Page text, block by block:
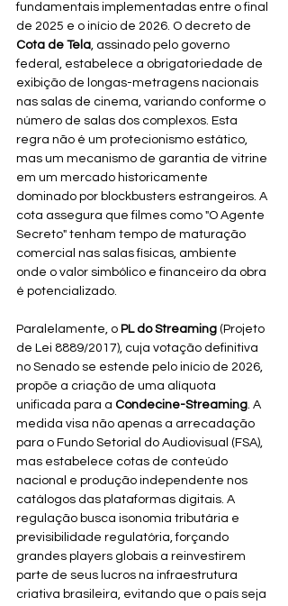
fundamentais implementadas entre o final
de 2025 e o início de 2026. O decreto de
Cota de Tela, assinado pelo governo
federal, estabelece a obrigatoriedade de
exibição de longas-metragens nacionais
nas salas de cinema, variando conforme o
número de salas dos complexos. Esta
regra não é um protecionismo estático,
mas um mecanismo de garantia de vitrine
em um mercado historicamente
dominado por blockbusters estrangeiros. A
cota assegura que filmes como "O Agente
Secreto" tenham tempo de maturação
comercial nas salas físicas, ambiente
onde o valor simbólico e financeiro da obra
é potencializado.
Paralelamente, o PL do Streaming (Projeto
de Lei 8889/2017), cuja votação definitiva
no Senado se estende pelo início de 2026,
propõe a criação de uma alíquota
unificada para a Condecine-Streaming. A
medida visa não apenas a arrecadação
para o Fundo Setorial do Audiovisual (FSA),
mas estabelece cotas de conteúdo
nacional e produção independente nos
catálogos das plataformas digitais. A
regulação busca isonomia tributária e
previsibilidade regulatória, forçando
grandes players globais a reinvestirem
parte de seus lucros na infraestrutura
criativa brasileira, evitando que o país seja